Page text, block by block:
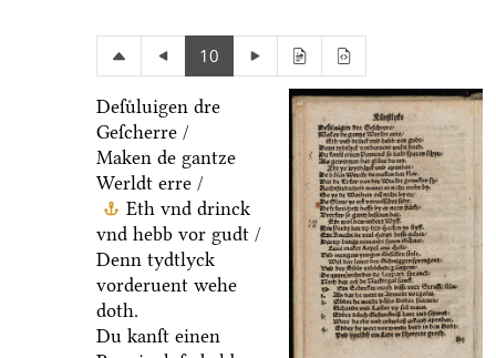
10
Deſuͤluigen dre
Geſcherre /
Maken de gantze
Werldt erre /
Eth vnd drinck
vnd hebb vor gudt /
Denn tydtlyck
vorderuent wehe
doth.
Du kanſt einen